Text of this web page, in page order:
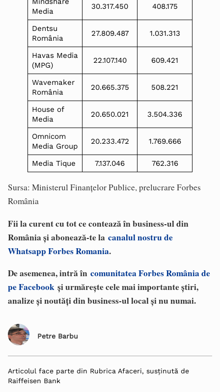
Media
30.317.450 408.175
Dentsu
România
27.809.487 1.031.313
Havas Media
(MPG)
22.107.140 609.421
Wavemaker
România
20.665.375 508.221
House of
Media
20.650.021 3.504.336
Omnicom
Media Group
20.233.472 1.769.666
Media Tique 7.137.046 762.316
Sursa: Ministerul Finanțelor Publice, prelucrare Forbes
România
Fii la curent cu tot ce contează în business-ul din
România și abonează-te la canalul nostru de
Whatsapp Forbes Romania.
De asemenea, intră în comunitatea Forbes România de
pe Facebook și urmărește cele mai importante știri,
analize și noutăți din business-ul local și nu numai.
Petre Barbu
Articolul face parte din Rubrica Afaceri, susținută de
Raiffeisen Bank